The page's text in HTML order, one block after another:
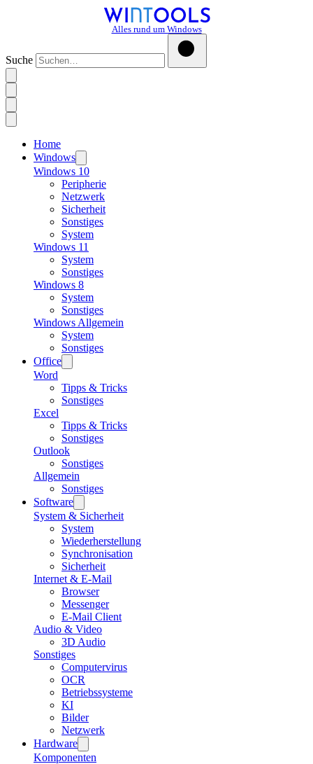
Alles rund um Windows
Suche
Home
Windows
Windows 10
Peripherie
Netzwerk
Sicherheit
Sonstiges
System
Windows 11
System
Sonstiges
Windows 8
System
Sonstiges
Windows Allgemein
System
Sonstiges
Office
Word
Tipps & Tricks
Sonstiges
Excel
Tipps & Tricks
Sonstiges
Outlook
Sonstiges
Allgemein
Sonstiges
Software
System & Sicherheit
System
Wiederherstellung
Synchronisation
Sicherheit
Internet & E-Mail
Browser
Messenger
E-Mail Client
Audio & Video
3D Audio
Sonstiges
Computervirus
OCR
Betriebssysteme
KI
Bilder
Netzwerk
Hardware
Komponenten